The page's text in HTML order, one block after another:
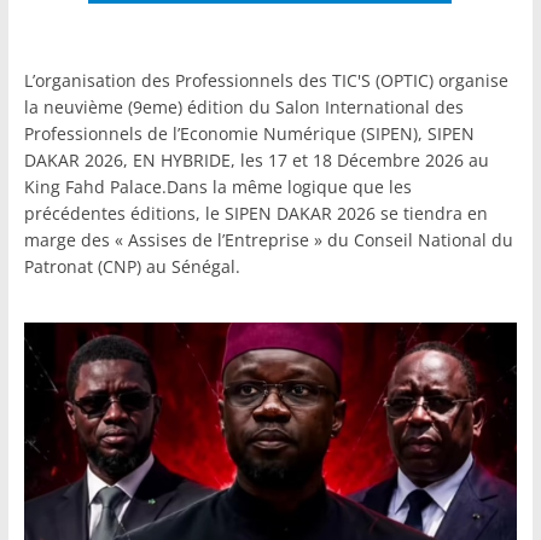
L’organisation des Professionnels des TIC'S (OPTIC) organise
la neuvième (9eme) édition du Salon International des
Professionnels de l’Economie Numérique (SIPEN), SIPEN
DAKAR 2026, EN HYBRIDE, les 17 et 18 Décembre 2026 au
King Fahd Palace.Dans la même logique que les
précédentes éditions, le SIPEN DAKAR 2026 se tiendra en
marge des « Assises de l’Entreprise » du Conseil National du
Patronat (CNP) au Sénégal.